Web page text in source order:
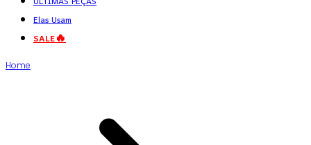
Elas Usam
SALE🔥
Home